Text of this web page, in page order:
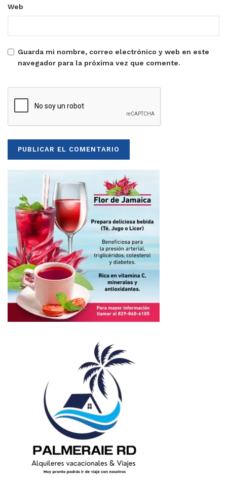
Web
Guarda mi nombre, correo electrónico y web en este
navegador para la próxima vez que comente.